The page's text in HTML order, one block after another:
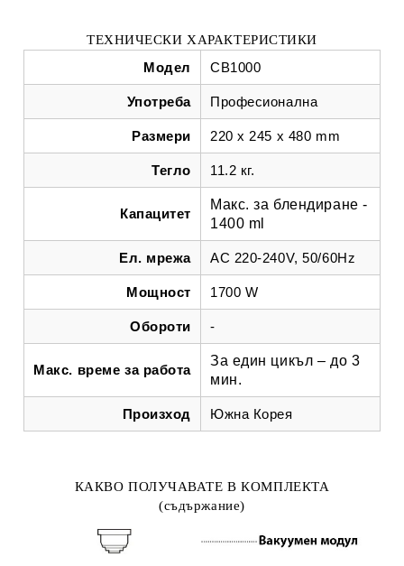
ТЕХНИЧЕСКИ ХАРАКТЕРИСТИКИ
Модел CB1000
Употреба Професионална
Размери 220 x 245 x 480 mm
Тегло 11.2 кг.
Капацитет
Макс. за блендиране -
1400 ml
Ел. мрежа AC 220-240V, 50/60Hz
Мощност 1700 W
Обороти -
Макс. време за работа
За един цикъл – до 3
мин.
Произход Южна Корея
КАКВО ПОЛУЧАВАТЕ В КОМПЛЕКТА
(съдържание)